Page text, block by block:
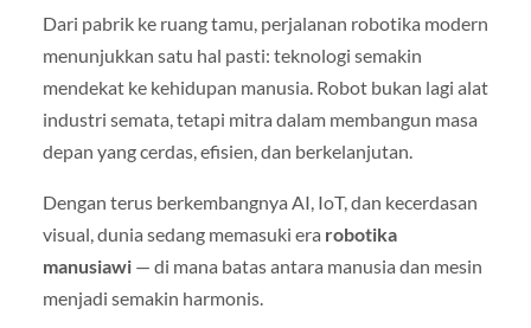
Dari pabrik ke ruang tamu, perjalanan robotika modern
menunjukkan satu hal pasti: teknologi semakin
mendekat ke kehidupan manusia. Robot bukan lagi alat
industri semata, tetapi mitra dalam membangun masa
depan yang cerdas, efisien, dan berkelanjutan.
Dengan terus berkembangnya AI, IoT, dan kecerdasan
visual, dunia sedang memasuki era robotika
manusiawi — di mana batas antara manusia dan mesin
menjadi semakin harmonis.